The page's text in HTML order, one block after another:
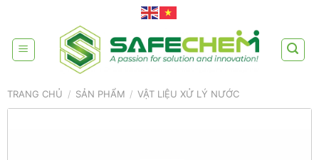
content
TRANG CHỦ / SẢN PHẨM / VẬT LIỆU XỬ LÝ NƯỚC